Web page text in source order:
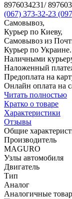
8976034231/
(067) 373-32-23
Самовывоз,
Курьер по Киеву,
Самовывоз из
Курьер по Украине.
Наличными
Наложенный
Предоплата на
Онлайн оплата на
Читать полностью
Кратко о товаре
Характеристики
Отзывы
Общие
Производитель
MAGURO
Узлы автомобиля
Двигатель
Тип
Аналог
Аналогичные